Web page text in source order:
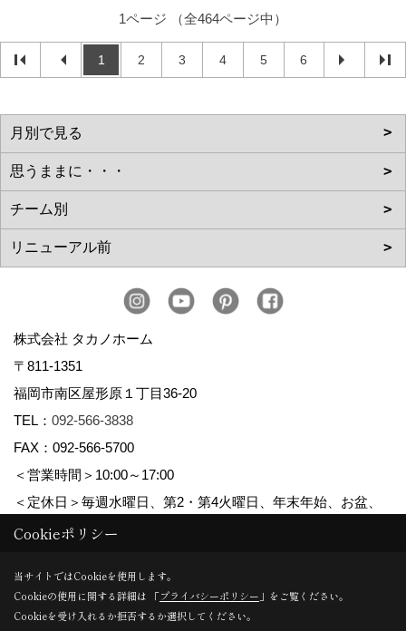
1ページ （全464ページ中）
1 2 3 4 5 6
株式会社 タカノホーム
〒811-1351
福岡市南区屋形原１丁目36-20
TEL： 092-566-3838
FAX：092-566-5700
＜営業時間＞10:00～17:00
＜定休日＞毎週水曜日、第2・第4火曜日、年末年始、お盆、
ゴールデンウィーク、夏季休暇
Copyright (c) TAKANO CONSTRUCTION CO.,LTD. All Rights Reserved.
Cookieポリシー
当サイトではCookieを使用します。
Cookieの使用に関する詳細は 「プライバシーポリシー 」をご覧ください。
Cookieを受け入れるか拒否するか選択してください。